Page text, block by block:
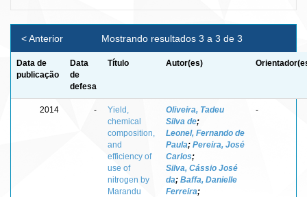
Mostrando resultados 3 a 3 de 3
< Anterior
Data de
publicação
Data
de
defesa
Título Autor(es)
2014 -
Yield,
chemical
composition,
and
efficiency of
use of
nitrogen by
Marandu
Oliveira, Tadeu
Silva de;
Leonel, Fernando de
Paula; Pereira, José
Carlos;
Silva, Cássio José
da; Baffa, Danielle
Ferreira;
-